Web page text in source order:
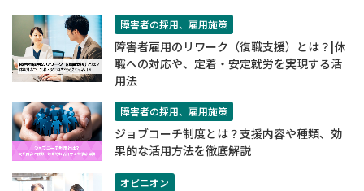
障害者の採用、雇用施策
障害者雇用のリワーク（復職支援）とは？|休
職への対応や、定着・安定就労を実現する活
用法
障害者の採用、雇用施策
ジョブコーチ制度とは？支援内容や種類、効
果的な活用方法を徹底解説
オピニオン